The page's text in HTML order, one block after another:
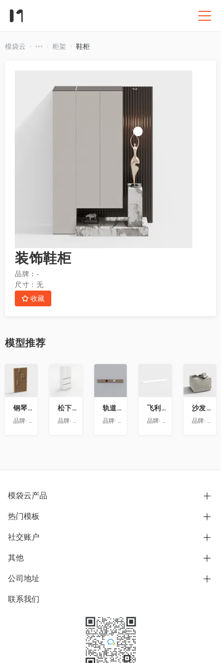
模袋云 柜架 鞋柜
装饰鞋柜
品牌： -
尺寸： 无
收藏
模型推荐
钢琴键挂衣架9
品牌:
澳华装饰
藏
松下喜马拉雅 600L冰箱大溪地
品牌:
松下
藏
轨道插座9
品牌:
依百纳定制家具 全新VR上线 让您提前
飞利浦LS160灯带-低压灯带-100mm
品牌:
昕诺飞
收
藏
沙发凳坐墩
品牌:
澳华
模袋云产品
别墅设计营销
模型协同展示分享
别墅社区
别墅模板
热门模板
欧式别墅
中式别墅
日式别墅
社交账户
B站
抖音
微信公众号
其他
用户服务协议
隐私政策
公司地址
上海市浦东新区东方路1215-1217号
联系我们